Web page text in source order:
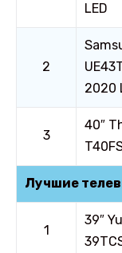
LED
2
2020
3
40″
Лучшие
1
39″